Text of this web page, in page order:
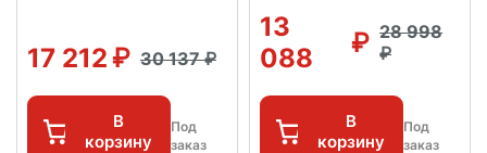
17 212 30 137
В
корзину
Под
заказ
13
088
28 998
В
корзину
Под
заказ